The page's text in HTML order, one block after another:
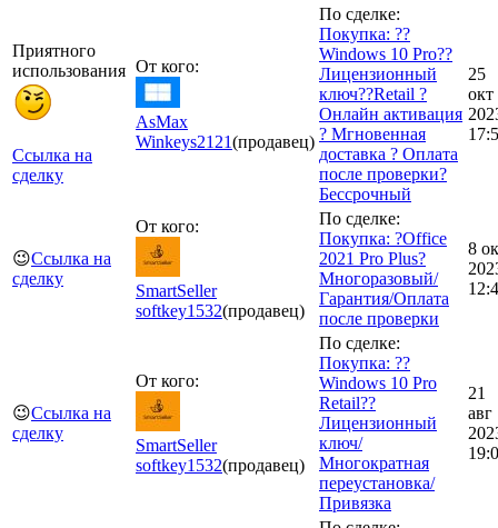
Приятного
использования
Ссылка на
сделку
От кого:
AsMax
Winkeys2121(продавец)
По сделке:
Покупка: ??
Windows 10 Pro??
Лицензионный
ключ??Retail ?
Онлайн активация
? Мгновенная
доставка ? Оплата
после проверки?
Бессрочный
25
окт
😉Ссылка на
сделку
От кого:
SmartSeller
softkey1532(продавец)
По сделке:
Покупка: ?Office
2021 Pro Plus?
Многоразовый/
Гарантия/Оплата
после проверки
8
😉Ссылка на
сделку
От кого:
SmartSeller
softkey1532(продавец)
По сделке:
Покупка: ??
Windows 10 Pro
Retail??
Лицензионный
ключ/
Многократная
переустановка/
Привязка
21
авг